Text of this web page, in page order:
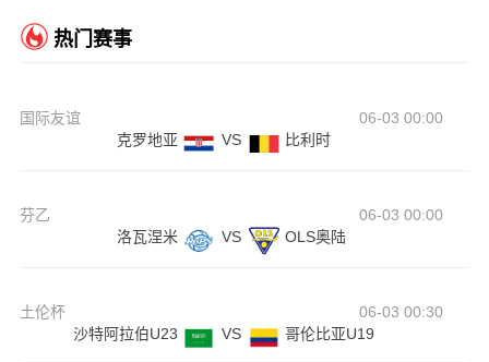
热门赛事
国际友谊
06-03 00:00
克罗地亚
VS 比利时
芬乙
06-03 00:00
洛瓦涅米
VS OLS奥陆
土伦杯
06-03 00:30
沙特阿拉伯U23
VS 哥伦比亚U19